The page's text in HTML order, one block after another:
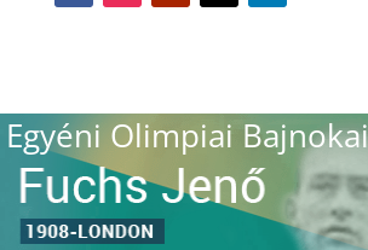
Egyéni Olimpiai